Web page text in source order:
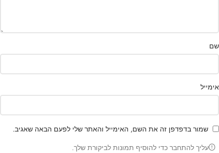
שם
אימייל
שמור בדפדפן זה את השם, האימייל והאתר שלי לפעם הבאה שאגיב.
עליך להתחבר כדי להוסיף תמונות לביקורת שלך.